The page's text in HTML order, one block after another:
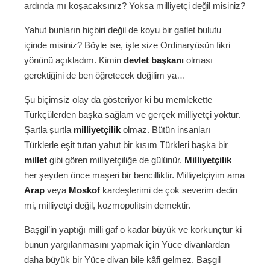
ardında mı koşacaksınız? Yoksa milliyetçi değil misiniz?
Yahut bunların hiçbiri değil de koyu bir gaflet bulutu
içinde misiniz? Böyle ise, işte size Ordinaryüsün fikri
yönünü açıkladım. Kimin devlet başkanı olması
gerektiğini de ben öğretecek değilim ya…
Şu biçimsiz olay da gösteriyor ki bu memlekette
Türkçülerden başka sağlam ve gerçek milliyetçi yoktur.
Şartla şurtla milliyetçilik olmaz. Bütün insanları
Türklerle eşit tutan yahut bir kısım Türkleri başka bir
millet gibi gören milliyetçiliğe de gülünür. Milliyetçilik
her şeyden önce maşeri bir bencilliktir. Milliyetçiyim ama
Arap veya Moskof kardeşlerimi de çok severim dedin
mi, milliyetçi değil, kozmopolitsin demektir.
Başgil’in yaptığı milli gaf o kadar büyük ve korkunçtur ki
bunun yargılanmasını yapmak için Yüce divanlardan
daha büyük bir Yüce divan bile kâfi gelmez. Başgil